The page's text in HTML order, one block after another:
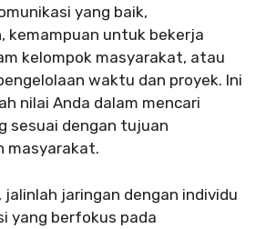
yang baik,
kemampuan untuk bekerja
kelompok masyarakat, atau
waktu dan proyek. Ini
nilai Anda dalam mencari
sesuai dengan tujuan
masyarakat.
jalinlah jaringan dengan individu
yang berfokus pada